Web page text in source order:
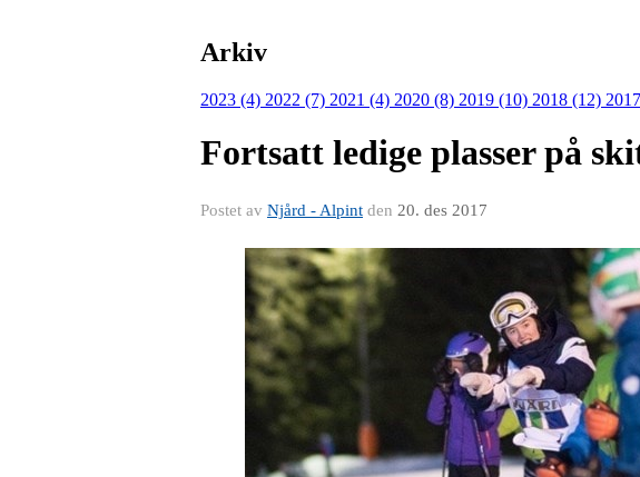
Arkiv
2023 (4) 2022 (7) 2021 (4) 2020 (8) 2019 (10) 2018 (12)
Fortsatt ledige plasser på
Postet av Njård - Alpint den 20. des 2017